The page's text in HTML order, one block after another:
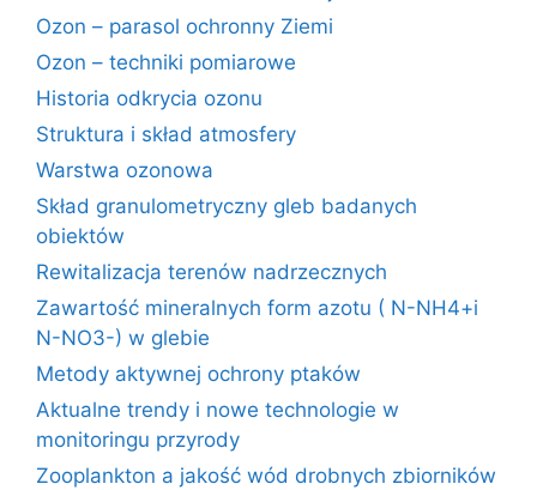
Ozon – parasol ochronny Ziemi
Ozon – techniki pomiarowe
Historia odkrycia ozonu
Struktura i skład atmosfery
Warstwa ozonowa
Skład granulometryczny gleb badanych
obiektów
Rewitalizacja terenów nadrzecznych
Zawartość mineralnych form azotu ( N-NH4+i
N-NO3-) w glebie
Metody aktywnej ochrony ptaków
Aktualne trendy i nowe technologie w
monitoringu przyrody
Zooplankton a jakość wód drobnych zbiorników